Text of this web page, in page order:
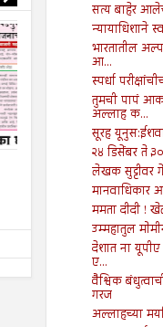
२६ जुलै ते ०१ ऑगस्ट २०२४
7/26/2024
सत्य बाहेर
न्यायाधिशाने
भारतातील
आ...
स्पर्धा
तुमची पापं
अल्लाह क...
सूरह
२४ डिसेंबर ते
लेखक सुट्टीवर
मानवाधिकार
ममता दीदी !
उम्महातुल
देशात ना यूपीए
ए...
वैश्विक
गरज
अल्लाहच्या